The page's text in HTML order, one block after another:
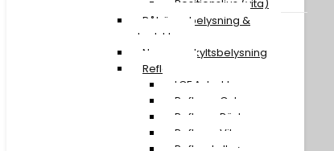
Positionsljus (vita)
Påhängsbelysning &
ploglyktor
Nummerskyltsbelysning
Reflexer
LGF A-traktor
Reflexer Gula
Reflexer Röda
Reflexer Vita